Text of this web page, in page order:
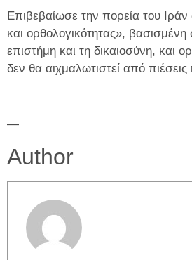
Επιβεβαίωσε την πορεία του
και ορθολογικότητας», βασισμένη
επιστήμη και τη δικαιοσύνη, και
δεν θα αιχμαλωτιστεί από
—
Author